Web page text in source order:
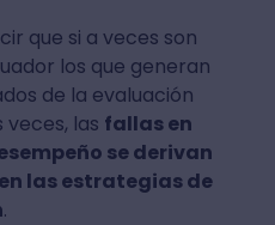
que si a veces son
los que generan
de la evaluación
las fallas en
se derivan
las estrategias de
.